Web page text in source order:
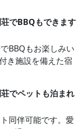
でBBQもできます
BBQもお楽しみい
き施設を備えた宿
でペットも泊まれ
同伴可能です。愛